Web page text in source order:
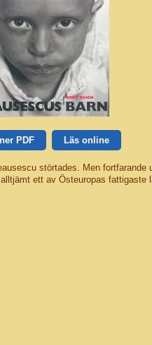
PDF Läs online
störtades. Men fortfarande
ett av Östeuropas fattigaste